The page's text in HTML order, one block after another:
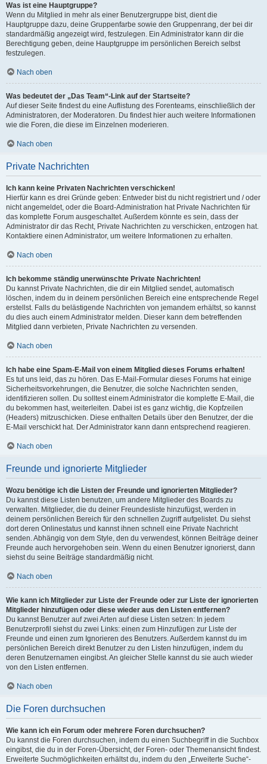
Was ist eine Hauptgruppe?
Wenn du Mitglied in mehr als einer Benutzergruppe bist, dient die
Hauptgruppe dazu, deine Gruppenfarbe sowie den Gruppenrang, der bei dir
standardmäßig angezeigt wird, festzulegen. Ein Administrator kann dir die
Berechtigung geben, deine Hauptgruppe im persönlichen Bereich selbst
festzulegen.
Nach oben
Was bedeutet der „Das Team“-Link auf der Startseite?
Auf dieser Seite findest du eine Auflistung des Forenteams, einschließlich der
Administratoren, der Moderatoren. Du findest hier auch weitere Informationen
wie die Foren, die diese im Einzelnen moderieren.
Nach oben
Private Nachrichten
Ich kann keine Privaten Nachrichten verschicken!
Hierfür kann es drei Gründe geben: Entweder bist du nicht registriert und / oder
nicht angemeldet, oder die Board-Administration hat Private Nachrichten für
das komplette Forum ausgeschaltet. Außerdem könnte es sein, dass der
Administrator dir das Recht, Private Nachrichten zu verschicken, entzogen hat.
Kontaktiere einen Administrator, um weitere Informationen zu erhalten.
Nach oben
Ich bekomme ständig unerwünschte Private Nachrichten!
Du kannst Private Nachrichten, die dir ein Mitglied sendet, automatisch
löschen, indem du in deinem persönlichen Bereich eine entsprechende Regel
erstellst. Falls du belästigende Nachrichten von jemandem erhältst, so kannst
du dies auch einem Administrator melden. Dieser kann dem betreffenden
Mitglied dann verbieten, Private Nachrichten zu versenden.
Nach oben
Ich habe eine Spam-E-Mail von einem Mitglied dieses Forums erhalten!
Es tut uns leid, das zu hören. Das E-Mail-Formular dieses Forums hat einige
Sicherheitsvorkehrungen, die Benutzer, die solche Nachrichten senden,
identifizieren sollen. Du solltest einem Administrator die komplette E-Mail, die
du bekommen hast, weiterleiten. Dabei ist es ganz wichtig, die Kopfzeilen
(Headers) mitzuschicken. Diese enthalten Details über den Benutzer, der die
E-Mail verschickt hat. Der Administrator kann dann entsprechend reagieren.
Nach oben
Freunde und ignorierte Mitglieder
Wozu benötige ich die Listen der Freunde und ignorierten Mitglieder?
Du kannst diese Listen benutzen, um andere Mitglieder des Boards zu
verwalten. Mitglieder, die du deiner Freundesliste hinzufügst, werden in
deinem persönlichen Bereich für den schnellen Zugriff aufgelistet. Du siehst
dort deren Onlinestatus und kannst ihnen schnell eine Private Nachricht
senden. Abhängig von dem Style, den du verwendest, können Beiträge deiner
Freunde auch hervorgehoben sein. Wenn du einen Benutzer ignorierst, dann
siehst du seine Beiträge standardmäßig nicht.
Nach oben
Wie kann ich Mitglieder zur Liste der Freunde oder zur Liste der ignorierten
Mitglieder hinzufügen oder diese wieder aus den Listen entfernen?
Du kannst Benutzer auf zwei Arten auf diese Listen setzen: In jedem
Benutzerprofil siehst du zwei Links: einen zum Hinzufügen zur Liste der
Freunde und einen zum Ignorieren des Benutzers. Außerdem kannst du im
persönlichen Bereich direkt Benutzer zu den Listen hinzufügen, indem du
deren Benutzernamen eingibst. An gleicher Stelle kannst du sie auch wieder
von den Listen entfernen.
Nach oben
Die Foren durchsuchen
Wie kann ich ein Forum oder mehrere Foren durchsuchen?
Du kannst die Foren durchsuchen, indem du einen Suchbegriff in die Suchbox
eingibst, die du in der Foren-Übersicht, der Foren- oder Themenansicht findest.
Erweiterte Suchmöglichkeiten erhältst du, indem du den „Erweiterte Suche“-